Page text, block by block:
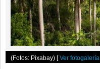
(Fotos: Pixabay) [Ver fotogalería